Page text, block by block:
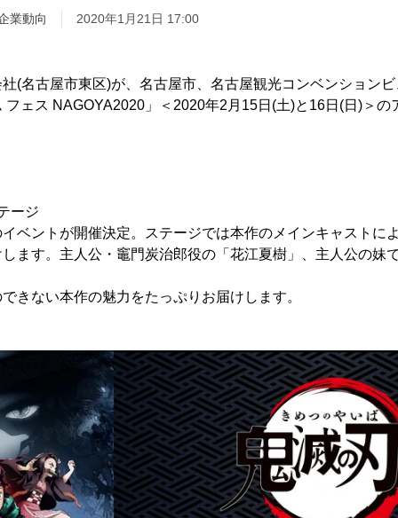
業動向 2020年1月21日 17:00
(名古屋市東区)が、名古屋市、名古屋観光コンベンション
フェス NAGOYA2020」＜2020年2月15日(土)と16日(日)＞の
ージ
ベントが開催決定。ステージでは本作のメインキャストに
ます。主人公・竈門炭治郎役の「花江夏樹」、主人公の妹
きない本作の魅力をたっぷりお届けします。